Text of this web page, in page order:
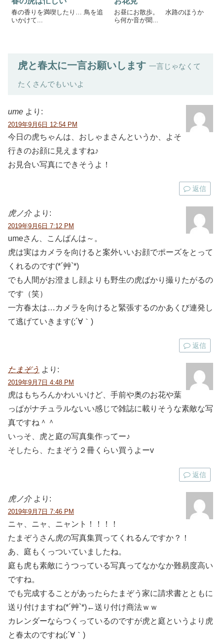
春の香りを満喫したり… 鳥を追
いかけて...
お昼にお散歩。 水路のほうか
ら何か音が聞...
虎と春太に一言お願いします 一言じゃなくて
たくさんでもいいよ
ume より:
2019年9月6日 12:54 PM
今日の虎ちゃんは、おしゃまさんというか、よそ
行きのお顔に見えますね♪
お見合い写真にできそうよ！
返信
虎ノ介 より:
2019年9月6日 7:12 PM
umeさん、こんばんは～。
虎は実はカメラを向けると案外いいお顔でポーズをとって
くれるのです(*´艸`*)
でも人間がお澄まし顔よりも野生の虎ばかり撮りたがるの
です（笑）
一方春太は…カメラを向けると緊張するのかあくび連発し
て逃げていきます(;´∀｀)
返信
たまぞう より:
2019年9月7日 4:48 PM
虎はもちろんかわいいけど、手前や奥のお花や葉
っぱがナチュラルないい感じで雑誌に載りそうな素敵な写
真ですね＾＾
いっそ、虎と庭の写真集作ってー♪
そしたら、たまぞう２冊くらい買うよーv
返信
虎ノ介 より:
2019年9月7日 7:46 PM
ニャ、ニャ、ニャント！！！！
たまぞうさん虎の写真集買ってくれるんですか？！
あ、庭もくっついていましたね。
庭も虎も素敵にうつっている写真ってなかなか難易度高い
ですね。
でも完成することがあったらたまぞう家に請求書とともに
送り付けますね(*´艸`*)←送り付け商法ｗｗ
カレンダーならつくっているのですが虎と庭というより虎
と春太のですね(;´∀｀)